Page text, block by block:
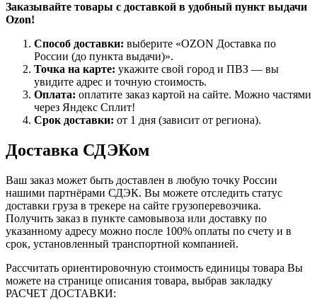
Заказывайте товары с доставкой в удобный пункт выдачи
Ozon!
Способ доставки: выберите «OZON Доставка по
России (до пункта выдачи)».
Точка на карте: укажите свой город и ПВЗ — вы
увидите адрес и точную стоимость.
Оплата: оплатите заказ картой на сайте. Можно частями
через Яндекс Сплит!
Срок доставки: от 1 дня (зависит от региона).
Доставка СДЭКом
Ваш заказ может быть доставлен в любую точку России
нашими партнёрами СДЭК. Вы можете отследить статус
доставки груза в трекере на сайте грузоперевозчика.
Получить заказ в пункте самовывоза или доставку по
указанному адресу можно после 100% оплаты по счету и в
срок, установленный транспортной компанией.
Рассчитать ориентировочную стоимость единицы товара Вы
можете на странице описания товара, выбрав закладку
РАСЧЕТ ДОСТАВКИ: